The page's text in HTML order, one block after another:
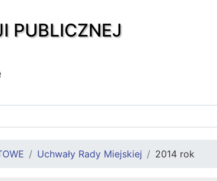
PUBLICZNEJ
Uchwały Rady Miejskiej 2014 rok